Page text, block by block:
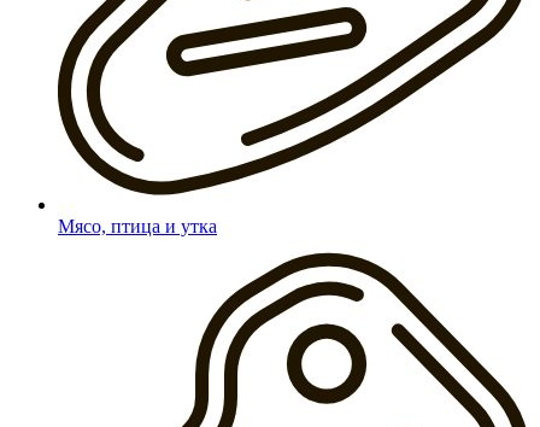
Мясо, птица и утка